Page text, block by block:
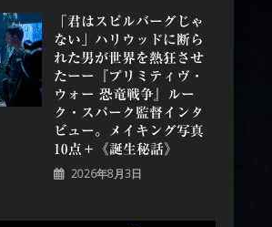
「君はスピルバーグじゃ
ない」ハリウッドに断ら
れた男が世界を熱狂させ
たーー『プリミティヴ・
ウォー 恐⻯戦争』ルー
ク・スパーク監督インタ
ビュー。メイキング写真
10点＋《誕⽣秘話》
2026年8月3日